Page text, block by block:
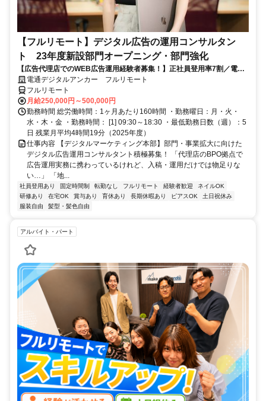
【フルリモート】デジタル広告の運用コンサルタン
ト 23年度新設部門オープニング・部門強化
【広告代理店でのWEB広告運用経験者募集！】正社員登用率7割／電通
G／全国×完全在宅／年休126日・土日祝休み／残業月平均4時間19分
電通デジタルアンカー フルリモート
フルリモート
月給250,000円～500,000円
勤務時間 総労働時間：1ヶ月あたり160時間 ・勤務曜日：月・火・
水・木・金 ・勤務時間： [1] 09:30～18:30 ・最低勤務日数（週）：5
日 残業月平均4時間19分（2025年度）
仕事内容 【デジタルマーケティング本部】部門・事業拡大に向けた
デジタル広告運用コンサルタント積極募集！ 「代理店のBPO拠点で
広告運用実務に携わっているけれど、入稿・運用だけでは物足りな
い…」 「地...
社員登用あり 固定時間制 転勤なし フルリモート 経験者歓迎
ネイルOK
研修あり
在宅OK 賞与あり 育休あり 長期休暇あり ピアスOK
土日祝休み
服装自由
髪型・髪色自由
アルバイト・パート